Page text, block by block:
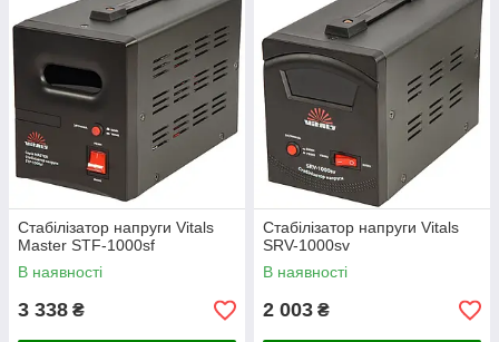
Стабілізатор напруги Vitals
Master STF-1000sf
В наявності
3 338 ₴
Стабілізатор напруги Vitals
SRV-1000sv
В наявності
2 003 ₴